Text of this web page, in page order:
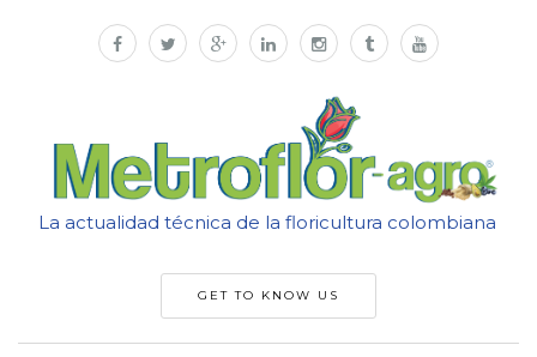
La actualidad técnica de la floricultura colombiana
GET TO KNOW US